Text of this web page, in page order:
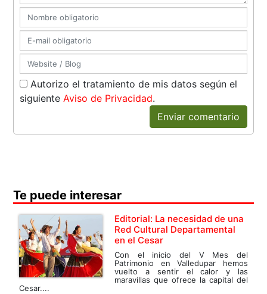
Autorizo el tratamiento de mis datos según el
siguienteAviso de Privacidad.
Enviar comentario
Te puede interesar
Editorial: La necesidad de una
Red Cultural Departamental
en el Cesar
Con el inicio del V Mes del
Patrimonio en Valledupar hemos
vuelto a sentir el calor y las
maravillas que ofrece la capital del
Cesar....